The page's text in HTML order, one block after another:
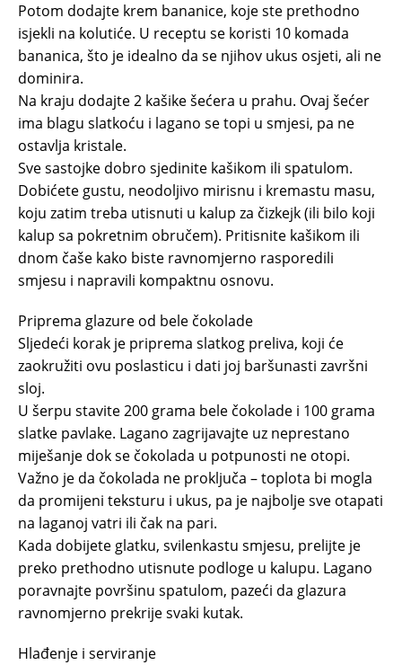
Potom dodajte krem bananice, koje ste prethodno
isjekli na kolutiće. U receptu se koristi 10 komada
bananica, što je idealno da se njihov ukus osjeti, ali ne
dominira.
Na kraju dodajte 2 kašike šećera u prahu. Ovaj šećer
ima blagu slatkoću i lagano se topi u smjesi, pa ne
ostavlja kristale.
Sve sastojke dobro sjedinite kašikom ili spatulom.
Dobićete gustu, neodoljivo mirisnu i kremastu masu,
koju zatim treba utisnuti u kalup za čizkejk (ili bilo koji
kalup sa pokretnim obručem). Pritisnite kašikom ili
dnom čaše kako biste ravnomjerno rasporedili
smjesu i napravili kompaktnu osnovu.
Priprema glazure od bele čokolade
Sljedeći korak je priprema slatkog preliva, koji će
zaokružiti ovu poslasticu i dati joj baršunasti završni
sloj.
U šerpu stavite 200 grama bele čokolade i 100 grama
slatke pavlake. Lagano zagrijavajte uz neprestano
miješanje dok se čokolada u potpunosti ne otopi.
Važno je da čokolada ne proključa – toplota bi mogla
da promijeni teksturu i ukus, pa je najbolje sve otapati
na laganoj vatri ili čak na pari.
Kada dobijete glatku, svilenkastu smjesu, prelijte je
preko prethodno utisnute podloge u kalupu. Lagano
poravnajte površinu spatulom, pazeći da glazura
ravnomjerno prekrije svaki kutak.
Hlađenje i serviranje